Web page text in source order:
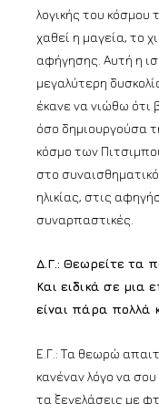
λογικής του κόσμου
χαθεί η μαγεία, το
αφήγησης. Αυτή η
μεγαλύτερη
έκανε να νιώθω ότι
όσο δημιουργούσα
κόσμο των
στο
ηλικίας, στις
συναρπαστικές.
Δ.Γ.: Θεωρείτε τα
Και ειδικά σε μια
είναι πάρα πολλά
Ε.Γ.: Τα θεωρώ
κανέναν λόγο να
τα ξεγελάσεις με